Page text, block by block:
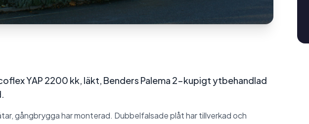
YAP 2200 kk, läkt, Benders Palema 2-kupigt ytbehandlad
gångbrygga har monterad. Dubbelfalsade plåt har tillverkad och